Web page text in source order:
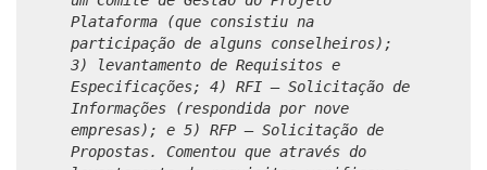
Plataforma (que consistiu na
participação de alguns conselheiros);
3) levantamento de Requisitos e
Especificações; 4) RFI – Solicitação de
Informações (respondida por nove
empresas); e 5) RFP – Solicitação de
Propostas. Comentou que através do